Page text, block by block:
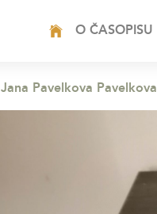
HOME
O ČASOPISU
Jana Pavelkova Pavelkova